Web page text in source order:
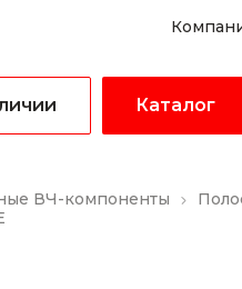
Каталог
ВЧ-компоненты